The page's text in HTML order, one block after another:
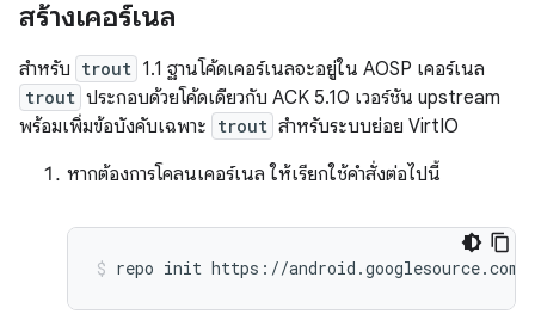
สร้างเคอร์เนล
สำหรับ trout 1.1 ฐานโค้ดเคอร์เนลจะอยู่ใน AOSP เคอร์เนล
trout ประกอบด้วยโค้ดเดียวกับ ACK 5.10 เวอร์ชัน upstream
พร้อมเพิ่มข้อบังคับเฉพาะ trout สำหรับระบบย่อย VirtIO
หากต้องการโคลนเคอร์เนล ให้เรียกใช้คำสั่งต่อไปนี้